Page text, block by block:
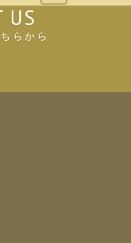
US
らから